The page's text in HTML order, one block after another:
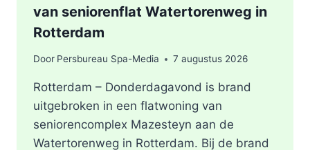
van seniorenflat Watertorenweg in
Rotterdam
Door Persbureau Spa-Media 7 augustus 2026
Rotterdam – Donderdagavond is brand
uitgebroken in een flatwoning van
seniorencomplex Mazesteyn aan de
Watertorenweg in Rotterdam. Bij de brand